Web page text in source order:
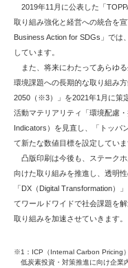
2019年11月に公表した「
取り組み強化と経営への統合を
Business Action for SDGs」では
しています。
また、将来にわたってあらゆる
環境課題への長期的な取り組み
2050（※3）」を2021年1月に策
活動マテリアリティ「環境配慮
Indicators）を見直し、「トッパ
て新たな数値目標を設定していま
凸版印刷は今後も、ステーク
向けた取り組みを推進し、透明
「DX（Digital Transformation）
てワールドワイドで社会課題を
取り組みを加速させていきます。
※1：ICP（Internal Carbon Pricing）
低炭素投資・対策推進に向け企業